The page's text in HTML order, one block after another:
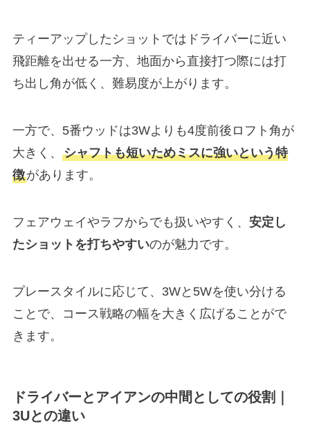
ティーアップしたショットではドライバーに近い
飛距離を出せる一方、地面から直接打つ際には打
ち出し角が低く、難易度が上がります。
一方で、5番ウッドは3Wよりも4度前後ロフト角が
大きく、 シャフトも短いためミスに強いという特
徴があります。
フェアウェイやラフからでも扱いやすく、 安定し
たショットを打ちやすいのが魅力です。
プレースタイルに応じて、3Wと5Wを使い分ける
ことで、コース戦略の幅を大きく広げることがで
きます。
ドライバーとアイアンの中間としての役割｜
3Uとの違い